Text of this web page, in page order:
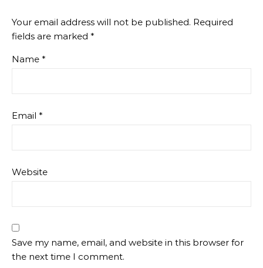
Your email address will not be published. Required
fields are marked *
Name *
Email *
Website
Save my name, email, and website in this browser for
the next time I comment.